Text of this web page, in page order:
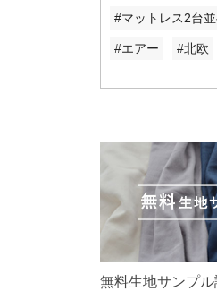
#マットレス2台
#エアー #北欧
無料生地サンプ